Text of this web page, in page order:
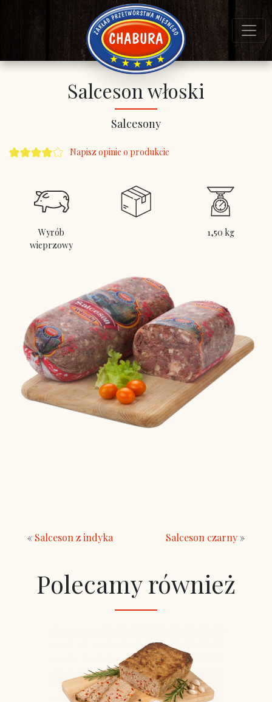
Salceson włoski
Salcesony
Napisz opinie o produkcie
Wyrób
wieprzowy
1,50 kg
« Salceson z indyka Salceson czarny »
Polecamy również